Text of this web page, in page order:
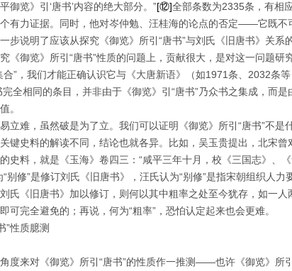
御览》引‘唐书’内容的绝大部分。”[⑫]全部条数为2335条，有相
有力证据。同时，他对岑仲勉、汪桂海的论点的否定——它既不
步说明了应该从探究《御览》所引“唐书”与刘氏《旧唐书》关
《御览》所引“唐书”性质的问题上，贡献很大，是对这一问题
”，我们才能正确认识它与《大唐新语》（如1971条、 2032条
全相同的条目，并非由于《御览》引“唐书”乃众书之集成，而
。
立难，虽然破是为了立。我们可以证明《御览》所引“唐书”不
键史料的解读不同，结论也就各异。比如，吴玉贵提出，北宋
史料，就是《玉海》 卷四三：“咸平三年十月，校《三国志》、
别修”是修订刘氏《旧唐书》，汪氏认为“别修”是指宋朝组织人
氏《旧唐书》加以修订，则何以其中粗率之处至今犹存，如一
可完全避免的；再说，何为“粗率”，恐怕认定起来也会更难。
”性质臆测
度来对《御览》所引“唐书”的性质作一推测——也许《御览》所